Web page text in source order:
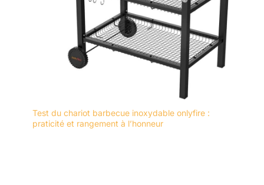
Test du chariot barbecue inoxydable onlyfire :
praticité et rangement à l’honneur